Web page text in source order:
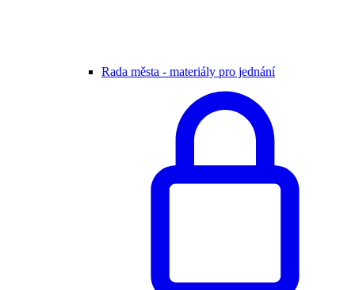
Rada města - materiály pro jednání